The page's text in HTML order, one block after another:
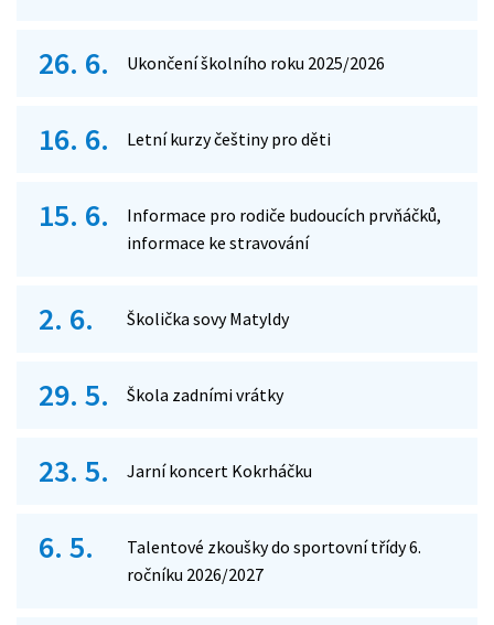
26. 6. Ukončení školního roku 2025/2026
16. 6. Letní kurzy češtiny pro děti
15. 6.
Informace pro rodiče budoucích prvňáčků,
informace ke stravování
2. 6. Školička sovy Matyldy
29. 5. Škola zadními vrátky
23. 5. Jarní koncert Kokrháčku
6. 5.
Talentové zkoušky do sportovní třídy 6.
ročníku 2026/2027